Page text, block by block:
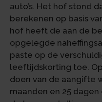
auto’s. Het hof stond
berekenen op basis
hof heeft de aan de
opgelegde
paste op de
leeftijdskorting toe.
doen van de aangifte
maanden en 25